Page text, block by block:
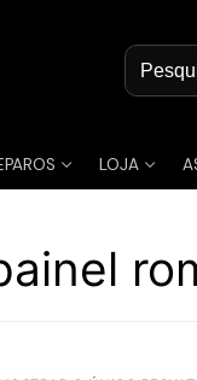
por:
LOJA